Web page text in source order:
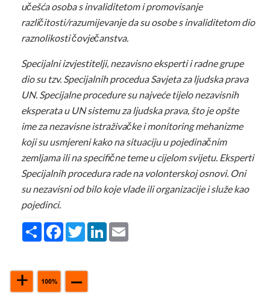
učešća osoba s invaliditetom i promovisanje
različitosti/razumijevanje da su osobe s invaliditetom dio
raznolikosti čovječanstva.
Specijalni izvjestitelji, nezavisno eksperti i radne grupe
dio su tzv. Specijalnih procedua Savjeta za ljudska prava
UN. Specijalne procedure su najveće tijelo nezavisnih
eksperata u UN sistemu za ljudska prava, što je opšte
ime za nezavisne istraživačke i monitoring mehanizme
koji su usmjereni kako na situaciju u pojedinačnim
zemljama ili na specifične teme u cijelom svijetu. Eksperti
Specijalnih procedura rade na volonterskoj osnovi. Oni
su nezavisni od bilo koje vlade ili organizacije i služe kao
pojedinci.
Share FacebookTwitterLinkedIn